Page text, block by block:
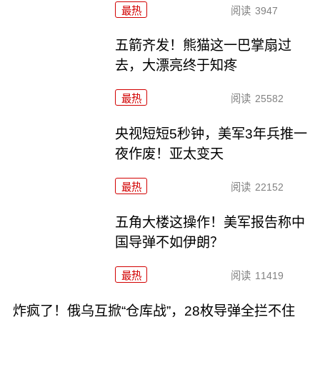
最热 阅读 3947
五箭齐发！熊猫这一巴掌扇过
去，大漂亮终于知疼
最热 阅读 25582
央视短短5秒钟，美军3年兵推一
夜作废！亚太变天
最热 阅读 22152
五角大楼这操作！美军报告称中
国导弹不如伊朗？
最热 阅读 11419
炸疯了！俄乌互掀“仓库战”，28枚导弹全拦不住